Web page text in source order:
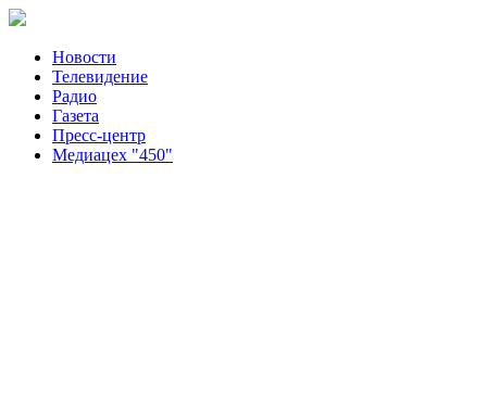
Новости
Телевидение
Радио
Газета
Пресс-центр
Медиацех "450"